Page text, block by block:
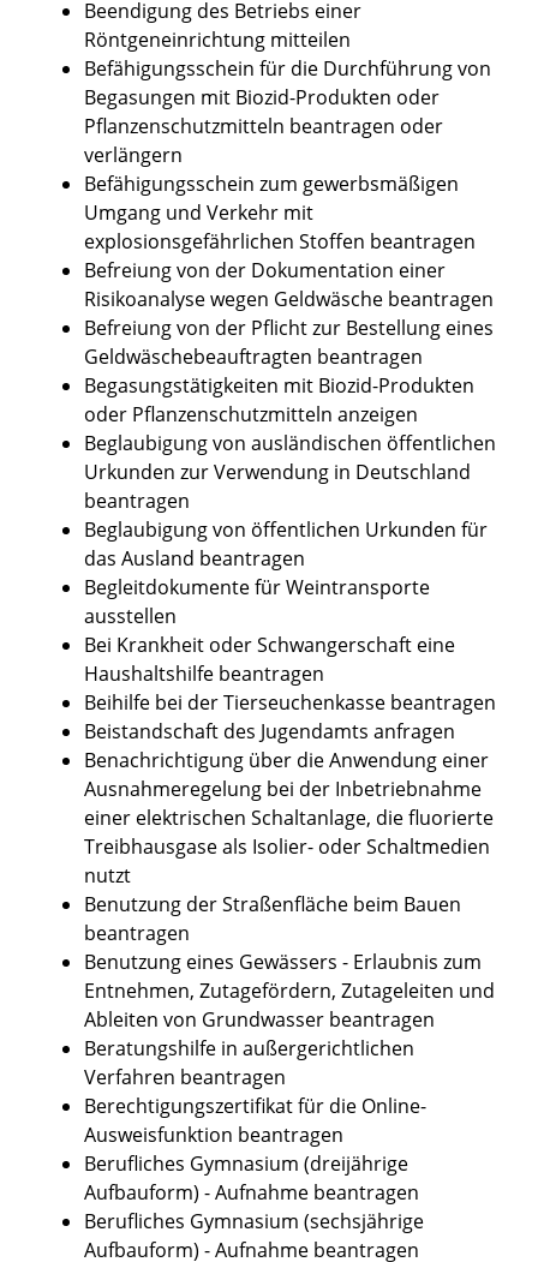
Beendigung des Betriebs einer
Röntgeneinrichtung mitteilen
Befähigungsschein für die Durchführung von
Begasungen mit Biozid-Produkten oder
Pflanzenschutzmitteln beantragen oder
verlängern
Befähigungsschein zum gewerbsmäßigen
Umgang und Verkehr mit
explosionsgefährlichen Stoffen beantragen
Befreiung von der Dokumentation einer
Risikoanalyse wegen Geldwäsche beantragen
Befreiung von der Pflicht zur Bestellung eines
Geldwäschebeauftragten beantragen
Begasungstätigkeiten mit Biozid-Produkten
oder Pflanzenschutzmitteln anzeigen
Beglaubigung von ausländischen öffentlichen
Urkunden zur Verwendung in Deutschland
beantragen
Beglaubigung von öffentlichen Urkunden für
das Ausland beantragen
Begleitdokumente für Weintransporte
ausstellen
Bei Krankheit oder Schwangerschaft eine
Haushaltshilfe beantragen
Beihilfe bei der Tierseuchenkasse beantragen
Beistandschaft des Jugendamts anfragen
Benachrichtigung über die Anwendung einer
Ausnahmeregelung bei der Inbetriebnahme
einer elektrischen Schaltanlage, die fluorierte
Treibhausgase als Isolier- oder Schaltmedien
nutzt
Benutzung der Straßenfläche beim Bauen
beantragen
Benutzung eines Gewässers - Erlaubnis zum
Entnehmen, Zutagefördern, Zutageleiten und
Ableiten von Grundwasser beantragen
Beratungshilfe in außergerichtlichen
Verfahren beantragen
Berechtigungszertifikat für die Online-
Ausweisfunktion beantragen
Berufliches Gymnasium (dreijährige
Aufbauform) - Aufnahme beantragen
Berufliches Gymnasium (sechsjährige
Aufbauform) - Aufnahme beantragen